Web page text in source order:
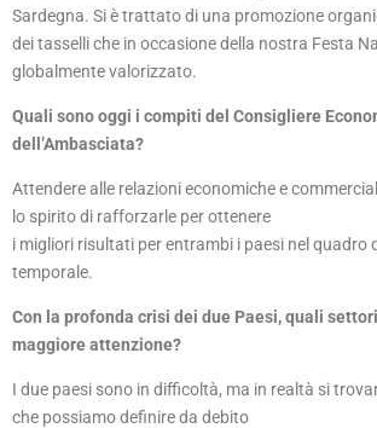
Sardegna. Si è trattato di una promozione
dei tasselli che in occasione della nostra Festa
globalmente valorizzato.
Quali sono oggi i compiti del Consigliere
dell’Ambasciata?
Attendere alle relazioni economiche e
lo spirito di rafforzarle per ottenere
i migliori risultati per entrambi i paesi nel quadro
temporale.
Con la profonda crisi dei due Paesi, quali
maggiore attenzione?
I due paesi sono in difficoltà, ma in realtà si
che possiamo definire da debito